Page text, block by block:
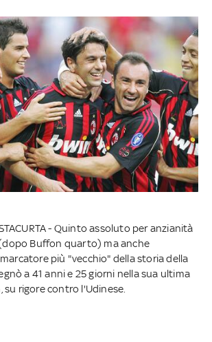
- Quinto assoluto per anzianità
Buffon quarto) ma anche
più "vecchio" della storia della
a 41 anni e 25 giorni nella sua ultima
su rigore contro l'Udinese.